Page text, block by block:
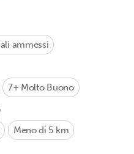
ammessi
7+ Molto Buono
Meno di 5 km